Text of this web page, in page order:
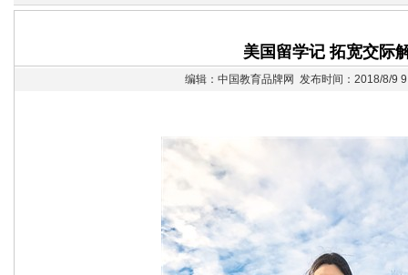
美国留学记 拓宽交际
编辑：中国教育品牌网 发布时间：2018/8/9